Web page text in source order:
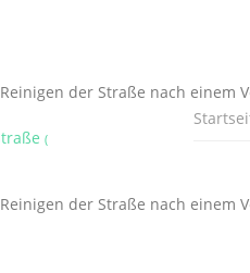
der Straße nach einem
(
der Straße nach einem